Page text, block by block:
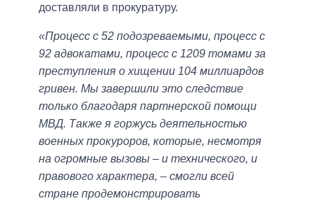
доставляли в прокуратуру.
«Процесс с 52 подозреваемыми, процесс с
92 адвокатами, процесс с 1209 томами за
преступления о хищении 104 миллиардов
гривен. Мы завершили это следствие
только благодаря партнерской помощи
МВД. Также я горжусь деятельностью
военных прокуроров, которые, несмотря
на огромные вызовы – и технического, и
правового характера, – смогли всей
стране продемонстрировать